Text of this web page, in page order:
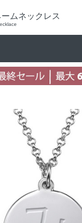
ムネックレス